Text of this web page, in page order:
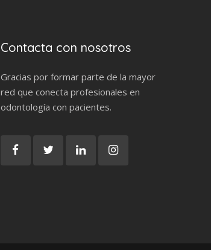
Contacta con nosotros
Gracias por formar parte de la mayor
red que conecta profesionales en
odontología con pacientes.